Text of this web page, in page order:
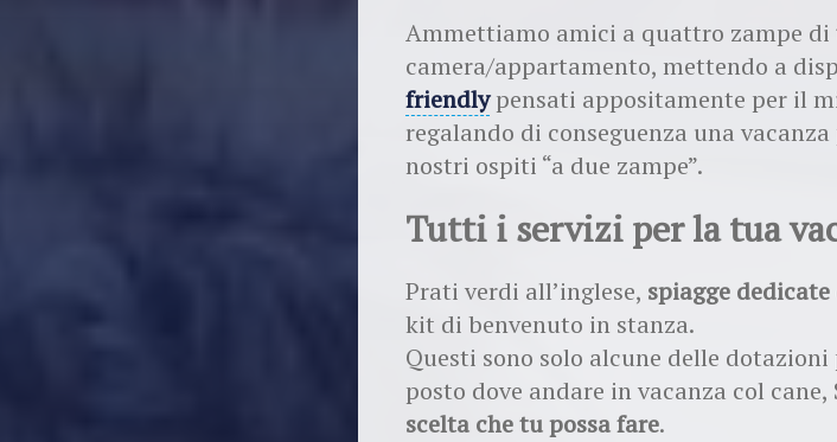
Ammettiamo amici a quattro zampe di
camera/appartamento, mettendo a
friendlypensati appositamente per il
regalando di conseguenza una
nostri ospiti “a due zampe”.
Tutti i servizi per la tua
Prati verdi all’inglese, spiagge dedicate
kit di benvenuto in stanza.
Questi sono solo alcune delle
posto dove andare in vacanza col cane,
scelta che tu possa fare.